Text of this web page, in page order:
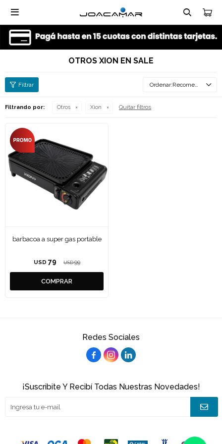

OTROS XION EN SALE
Recomendados
Filtrando por: Otros Xion Quitar filtros
barbacoa a super gas portable
USD 79 USD 99
Redes Sociales
  
¡Suscribite Y Recibí Todas Nuestras Novedades!